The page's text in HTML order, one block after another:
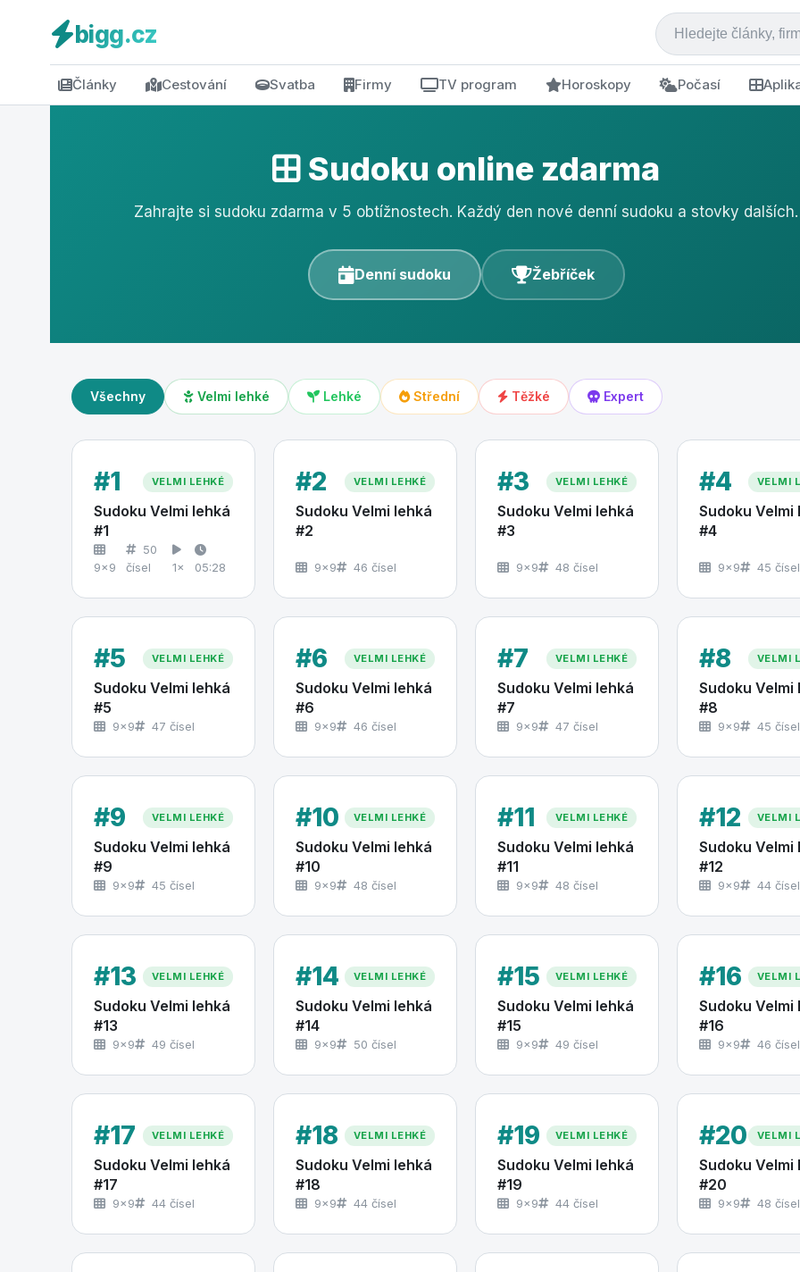
bigg.cz
Články Cestování Svatba Firmy TV program Horoskopy Počasí
Sudoku online zdarma
Zahrajte si sudoku zdarma v 5 obtížnostech. Každý den nové denní sudoku a stovky dalších.
Denní sudoku Žebříček
Všechny Velmi lehké Lehké Střední Těžké Expert
#1 VELMI LEHKÉ
Sudoku Velmi lehká
#1
9×9
50
čísel
1× 05:28
#2 VELMI LEHKÉ
Sudoku Velmi lehká
#2
9×9 46 čísel
#3 VELMI LEHKÉ
Sudoku Velmi lehká
#3
9×9 48 čísel
#4 VELMI
Sudoku Velmi
#4
9×9 45 čísel
#5 VELMI LEHKÉ
Sudoku Velmi lehká
#5
9×9 47 čísel
#6 VELMI LEHKÉ
Sudoku Velmi lehká
#6
9×9 46 čísel
#7 VELMI LEHKÉ
Sudoku Velmi lehká
#7
9×9 47 čísel
#8 VELMI
Sudoku Velmi
#8
9×9 45 čísel
#9 VELMI LEHKÉ
Sudoku Velmi lehká
#9
9×9 45 čísel
#10 VELMI LEHKÉ
Sudoku Velmi lehká
#10
9×9 48 čísel
#11 VELMI LEHKÉ
Sudoku Velmi lehká
#11
9×9 48 čísel
#12 VELMI
Sudoku Velmi
#12
9×9 44 čísel
#13 VELMI LEHKÉ
Sudoku Velmi lehká
#13
9×9 49 čísel
#14 VELMI LEHKÉ
Sudoku Velmi lehká
#14
9×9 50 čísel
#15 VELMI LEHKÉ
Sudoku Velmi lehká
#15
9×9 49 čísel
#16 VELMI
Sudoku Velmi
#16
9×9 46 čísel
#17 VELMI LEHKÉ
Sudoku Velmi lehká
#17
9×9 44 čísel
#18 VELMI LEHKÉ
Sudoku Velmi lehká
#18
9×9 44 čísel
#19 VELMI LEHKÉ
Sudoku Velmi lehká
#19
9×9 44 čísel
#20 VELMI
Sudoku Velmi
#20
9×9 48 čísel